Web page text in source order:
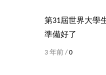
第31屆世界大學
準備好了
3 年前 /0